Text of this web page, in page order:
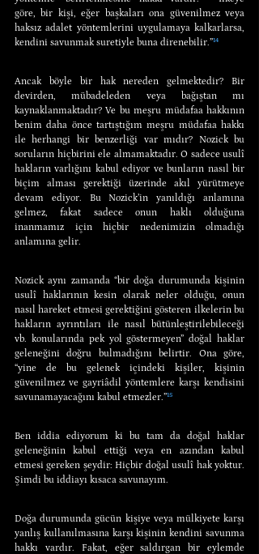
göre, bir kişi, eğer başkaları ona güvenilmez veya
haksız adalet yöntemlerini uygulamaya kalkarlarsa,
kendini savunmak suretiyle buna direnebilir.”¹⁴
Ancak böyle bir hak nereden gelmektedir? Bir
devirden, mübadeleden veya bağıştan mı
kaynaklanmaktadır? Ve bu meşru müdafaa hakkının
benim daha önce tartıştığım meşru müdafaa hakkı
ile herhangi bir benzerliği var mıdır? Nozick bu
soruların hiçbirini ele almamaktadır. O sadece usulî
hakların varlığını kabul ediyor ve bunların nasıl bir
biçim alması gerektiği üzerinde akıl yürütmeye
devam ediyor. Bu Nozick’in yanıldığı anlamına
gelmez, fakat sadece onun haklı olduğuna
inanmamız için hiçbir nedenimizin olmadığı
anlamına gelir.
Nozick aynı zamanda “bir doğa durumunda kişinin
usulî haklarının kesin olarak neler olduğu, onun
nasıl hareket etmesi gerektiğini gösteren ilkelerin bu
hakların ayrıntıları ile nasıl bütünleştirilebileceği
vb. konularında pek yol göstermeyen” doğal haklar
geleneğini doğru bulmadığını belirtir. Ona göre,
“yine de bu gelenek içindeki kişiler, kişinin
güvenilmez ve gayriâdil yöntemlere karşı kendisini
savunamayacağını kabul etmezler.”¹⁵
Ben iddia ediyorum ki bu tam da doğal haklar
geleneğinin kabul ettiği veya en azından kabul
etmesi gereken şeydir: Hiçbir doğal usulî hak yoktur.
Şimdi bu iddiayı kısaca savunayım.
Doğa durumunda gücün kişiye veya mülkiyete karşı
yanlış kullanılmasına karşı kişinin kendini savunma
hakkı vardır. Fakat, eğer saldırgan bir eylemde